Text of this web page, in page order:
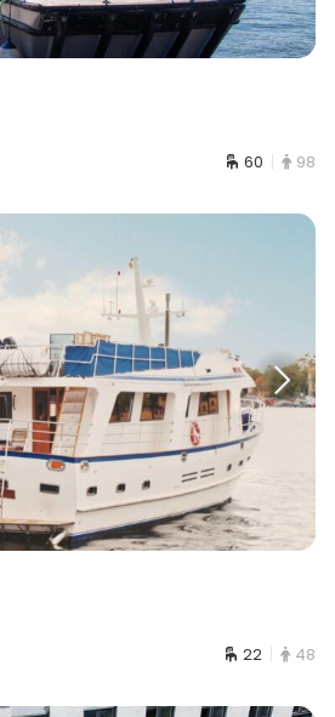
60 98
22 48